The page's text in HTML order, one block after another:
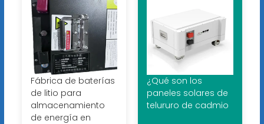
Fábrica de baterías
de litio para
almacenamiento
de energía en
¿Qué son los
paneles solares de
telururo de cadmio